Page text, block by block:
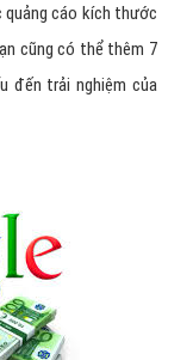
cáo kích thước
cũng có thể thêm 7
đến trải nghiệm của